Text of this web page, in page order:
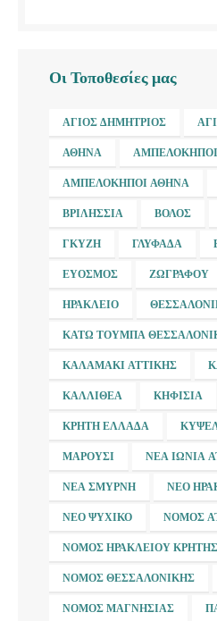
Οι Τοποθεσίες μας
ΆΓΙΟΣ ΔΗΜΉΤΡΙΟΣ
ΑΘΉΝΑ ΑΜΠΕΛΌΚΗΠΟΙ
ΑΜΠΕΛΌΚΗΠΟΙ ΑΘΉΝΑ
ΒΡΙΛΉΣΣΙΑ ΒΌΛΟΣ
ΓΚΎΖΗ ΓΛΥΦΆΔΑ
ΕΎΟΣΜΟΣ ΖΩΓΡΆΦΟΥ
ΗΡΆΚΛΕΙΟ
ΚΆΤΩ ΤΟΎΜΠΑ
ΚΑΛΑΜΆΚΙ ΑΤΤΙΚΉΣ
ΚΑΛΛΙΘΈΑ ΚΗΦΙΣΙΆ
ΚΡΉΤΗ ΕΛΛΆΔΑ
ΜΑΡΟΎΣΙ ΝΈΑ ΙΩΝΊΑ
ΝΈΑ ΣΜΎΡΝΗ ΝΈΟ
ΝΈΟ ΨΥΧΙΚΌ ΝΟΜΌΣ
ΝΟΜΌΣ ΗΡΑΚΛΕΊΟΥ ΚΡΉΤΗΣ
ΝΟΜΌΣ ΘΕΣΣΑΛΟΝΊΚΗΣ
ΝΟΜΌΣ ΜΑΓΝΗΣΊΑΣ